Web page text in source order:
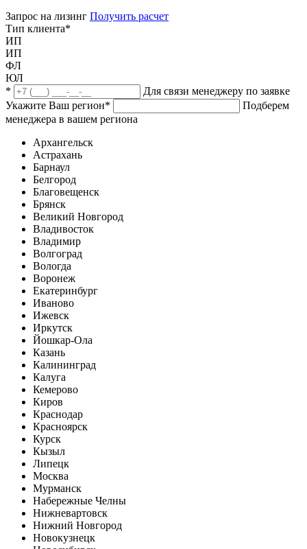
Запрос на лизинг Получить расчет
Тип клиента*
ИП
ИП
ФЛ
ЮЛ
*
Для связи менеджеру по заявке
Укажите Ваш регион*
Подберем
менеджера в вашем региона
Архангельск
Астрахань
Барнаул
Белгород
Благовещенск
Брянск
Великий Новгород
Владивосток
Владимир
Волгоград
Вологда
Воронеж
Екатеринбург
Иваново
Ижевск
Иркутск
Йошкар-Ола
Казань
Калининград
Калуга
Кемерово
Киров
Краснодар
Красноярск
Курск
Кызыл
Липецк
Москва
Мурманск
Набережные Челны
Нижневартовск
Нижний Новгород
Новокузнецк